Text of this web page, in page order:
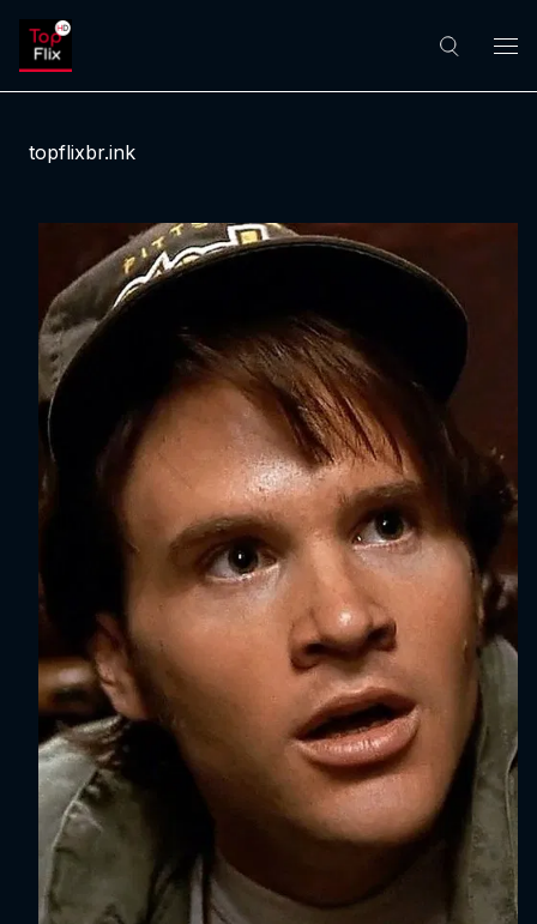
topflixbr.ink